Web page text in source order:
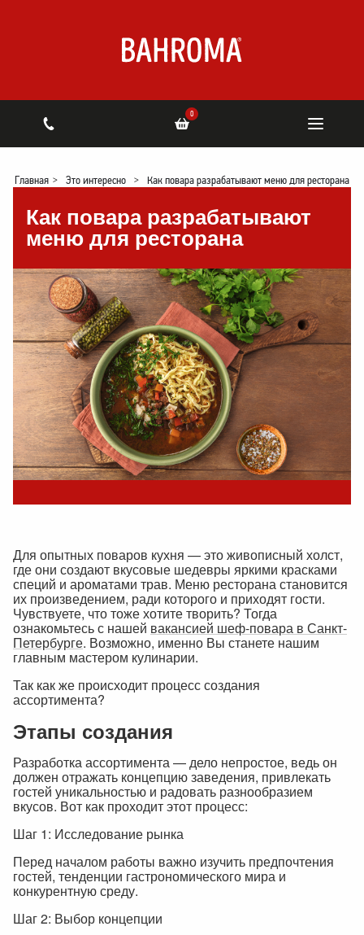
0
Главная > Это интересно > Как повара разрабатывают меню для ресторана
Как повара разрабатывают
меню для ресторана
Для опытных поваров кухня — это живописный холст,
где они создают вкусовые шедевры яркими красками
специй и ароматами трав. Меню ресторана становится
их произведением, ради которого и приходят гости.
Чувствуете, что тоже хотите творить? Тогда
ознакомьтесь с нашей вакансией шеф-повара в Санкт-
Петербурге. Возможно, именно Вы станете нашим
главным мастером кулинарии.
Так как же происходит процесс создания
ассортимента?
Этапы создания
Разработка ассортимента — дело непростое, ведь он
должен отражать концепцию заведения, привлекать
гостей уникальностью и радовать разнообразием
вкусов. Вот как проходит этот процесс:
Шаг 1: Исследование рынка
Перед началом работы важно изучить предпочтения
гостей, тенденции гастрономического мира и
конкурентную среду.
Шаг 2: Выбор концепции